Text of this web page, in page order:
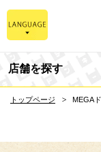
店舗を探す
トップページ MEGA